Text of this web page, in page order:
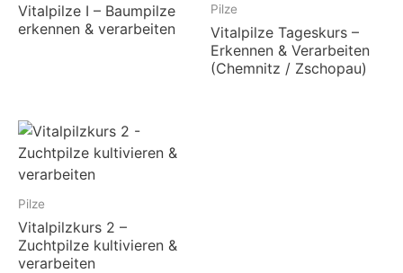
Vitalpilze I – Baumpilze
erkennen & verarbeiten
Pilze
Vitalpilze Tageskurs –
Erkennen & Verarbeiten
(Chemnitz / Zschopau)
Pilze
Vitalpilzkurs 2 –
Zuchtpilze kultivieren &
verarbeiten